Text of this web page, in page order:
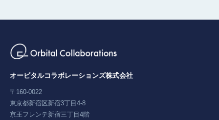
オービタルコラボレーションズ株式会社
〒160-0022
東京都新宿区新宿3丁目4-8
京王フレンテ新宿三丁目4階